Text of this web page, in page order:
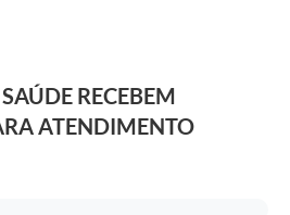
RECEBEM
ATENDIMENTO